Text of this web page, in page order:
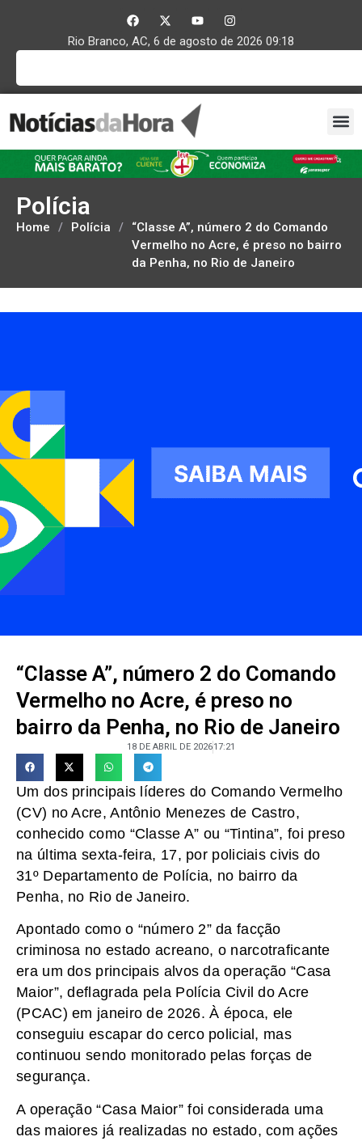
Rio Branco, AC, 6 de agosto de 2026 09:18
Polícia
Home / Polícia /
“Classe A”, número 2 do Comando
Vermelho no Acre, é preso no bairro
da Penha, no Rio de Janeiro
“Classe A”, número 2 do Comando
Vermelho no Acre, é preso no
bairro da Penha, no Rio de Janeiro
18 DE ABRIL DE 202617:21
Um dos principais líderes do Comando Vermelho
(CV) no Acre, Antônio Menezes de Castro,
conhecido como “Classe A” ou “Tintina”, foi preso
na última sexta-feira, 17, por policiais civis do
31º Departamento de Polícia, no bairro da
Penha, no Rio de Janeiro.
Apontado como o “número 2” da facção
criminosa no estado acreano, o narcotraficante
era um dos principais alvos da operação “Casa
Maior”, deflagrada pela Polícia Civil do Acre
(PCAC) em janeiro de 2026. À época, ele
conseguiu escapar do cerco policial, mas
continuou sendo monitorado pelas forças de
segurança.
A operação “Casa Maior” foi considerada uma
das maiores já realizadas no estado, com ações